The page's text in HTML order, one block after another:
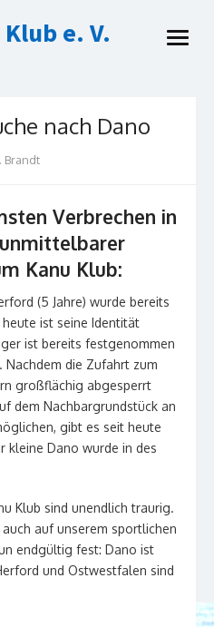
e. V.
open
nach Dano
Brandt
Verbrechen in
Kanu Klub:
(5 Jahre) wurde bereits
ist seine Identität
ist bereits festgenommen
die Zufahrt zum
großflächig abgesperrt
dem Nachbargrundstück an
gibt es seit heute
kleine Dano wurde in des
Klub sind unendlich traurig.
auf unserem sportlichen
endgültig fest: Dano ist
und Ostwestfalen sind